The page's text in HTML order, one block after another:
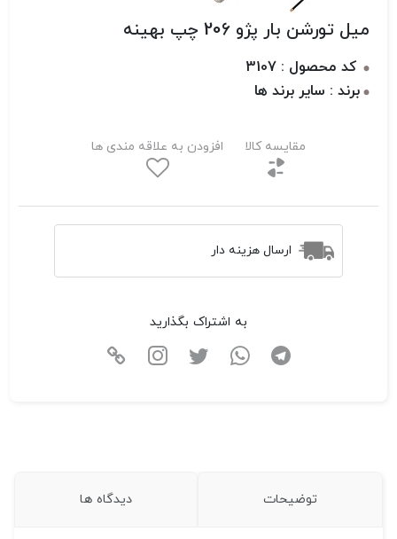
میل تورشن بار پژو 206 چپ بهینه
کد محصول : 3107
برند : سایر برند ها
مقایسه کالا افزودن به علاقه مندی ها
ارسال هزینه دار
به اشتراک بگذارید
توضیحات دیدگاه ها